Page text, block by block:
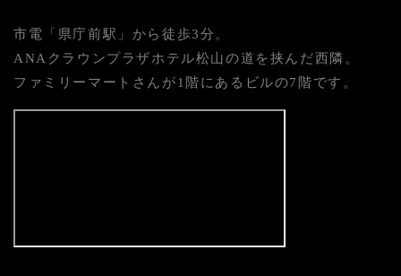
市電「県庁前駅」から徒歩3分。
ANAクラウンプラザホテル松山の道を挟んだ西隣。
ファミリーマートさんが1階にあるビルの7階です。